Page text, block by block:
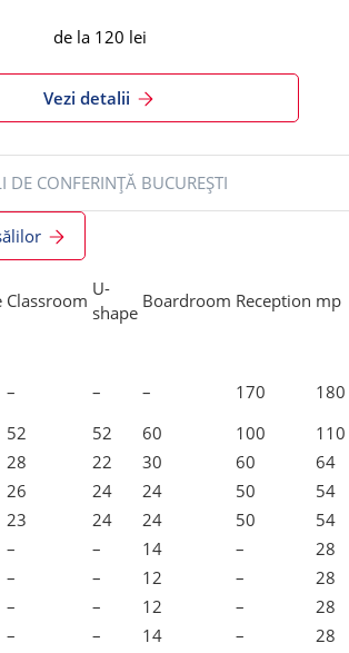
de la 120 lei
Vezi detalii
DE CONFERINȚĂ BUCUREȘTI
Classroom
U-
shape
Boardroom Reception mp
– – – 170
180
52 52 60 100
110
28 22 30 60
64
26 24 24 50
54
23 24 24 50
54
– – 14 –
28
– – 12 –
28
– – 12 –
28
– – 14 –
28